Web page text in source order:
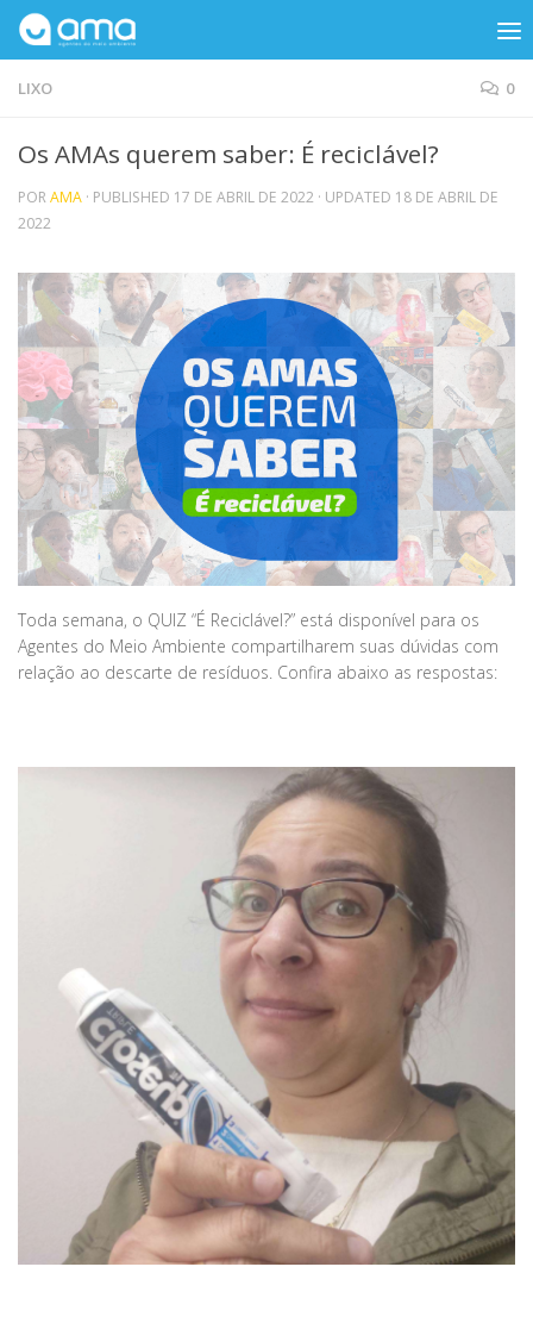
Skip to content
LIXO 0
Os AMAs querem saber: É reciclável?
PORAMA · PUBLISHED 17 DE ABRIL DE 2022 · UPDATED 18 DE ABRIL DE
2022
Toda semana, o QUIZ “É Reciclável?” está disponível para os
Agentes do Meio Ambiente compartilharem suas dúvidas com
relação ao descarte de resíduos. Confira abaixo as respostas: